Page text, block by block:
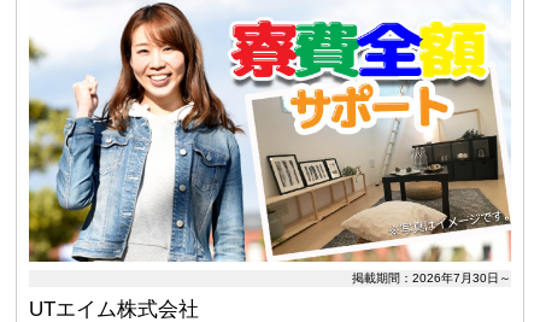
掲載期間：2026年7月30日～
UTエイム株式会社